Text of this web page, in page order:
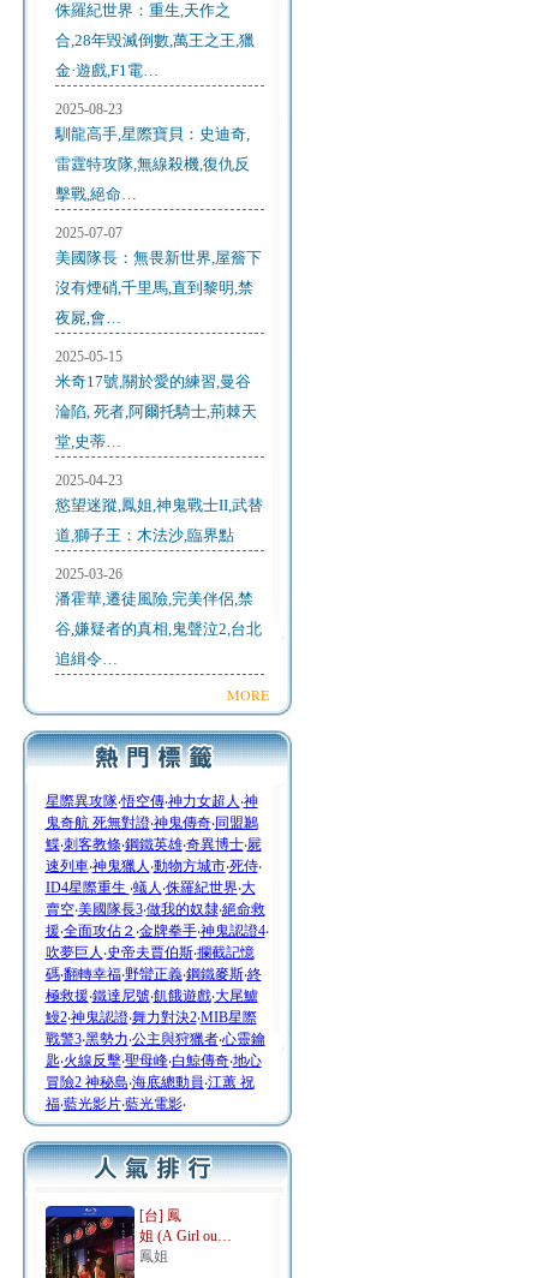
侏羅紀世界：重生,天作之
合,28年毀滅倒數,萬王之王,獵
金·遊戲,F1電…
2025-08-23
馴龍高手,星際寶貝：史迪奇,
雷霆特攻隊,無線殺機,復仇反
擊戰,絕命…
2025-07-07
美國隊長：無畏新世界,屋簷下
沒有煙硝,千里馬,直到黎明,禁
夜屍,會…
2025-05-15
米奇17號,關於愛的練習,曼谷
淪陷, 死者,阿爾托騎士,荊棘天
堂,史蒂…
2025-04-23
慾望迷蹤,鳳姐,神鬼戰士II,武替
道,獅子王：木法沙,臨界點
2025-03-26
潘霍華,遷徒風險,完美伴侶,禁
谷,嫌疑者的真相,鬼聲泣2,台北
追緝令…
MORE
星際異攻隊‧悟空傳‧神力女超人 ‧神
鬼奇航 死無對證‧神鬼傳奇‧同盟鶼
鰈‧刺客教條‧鋼鐵英雄‧奇異博士‧屍
速列車‧神鬼獵人 ‧動物方城市‧死侍‧
ID4星際重生 ‧蟻人 ‧侏羅紀世界‧大
賣空‧美國隊長3‧做我的奴隸‧絕命救
援‧全面攻佔２ ‧金牌拳手‧神鬼認證4‧
吹夢巨人 ‧史帝夫賈伯斯‧攔截記憶
碼‧翻轉幸福‧野蠻正義‧鋼鐵麥斯‧終
極救援‧鐵達尼號‧飢餓遊戲‧大尾鱸
鰻2‧神鬼認證‧舞力對決2‧MIB星際
戰警3‧黑勢力‧公主與狩獵者‧心靈鑰
匙‧火線反擊‧聖母峰‧白鯨傳奇‧地心
冒險2 神秘島‧海底總動員‧江蕙 祝
福‧藍光影片‧藍光電影‧
[台] 鳳
姐 (A Girl ou…
鳳姐